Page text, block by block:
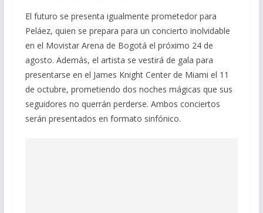
El futuro se presenta igualmente prometedor para
Peláez, quien se prepara para un concierto inolvidable
en el Movistar Arena de Bogotá el próximo 24 de
agosto. Además, el artista se vestirá de gala para
presentarse en el James Knight Center de Miami el 11
de octubre, prometiendo dos noches mágicas que sus
seguidores no querrán perderse. Ambos conciertos
serán presentados en formato sinfónico.